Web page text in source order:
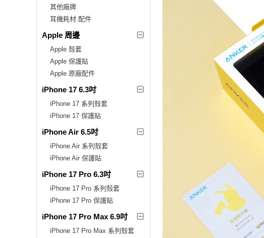
其他廠牌
耳機耗材.配件
Apple 周邊
Apple 殼套
Apple 保護貼
Apple 原廠配件
iPhone 17 6.3吋
iPhone 17 系列殼套
iPhone 17 保護貼
iPhone Air 6.5吋
iPhone Air 系列殼套
iPhone Air 保護貼
iPhone 17 Pro 6.3吋
iPhone 17 Pro 系列殼套
iPhone 17 Pro 保護貼
iPhone 17 Pro Max 6.9吋
iPhone 17 Pro Max 系列殼套